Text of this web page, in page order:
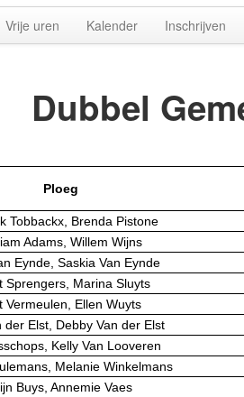
Vrije uren Kalender Inschrijven
Dubbel
Ploeg
Tobbackx, Brenda Pistone
Adams, Willem Wijns
Eynde, Saskia Van Eynde
Sprengers, Marina Sluyts
Vermeulen, Ellen Wuyts
der Elst, Debby Van der Elst
Kelly Van Looveren
Melanie Winkelmans
Buys, Annemie Vaes